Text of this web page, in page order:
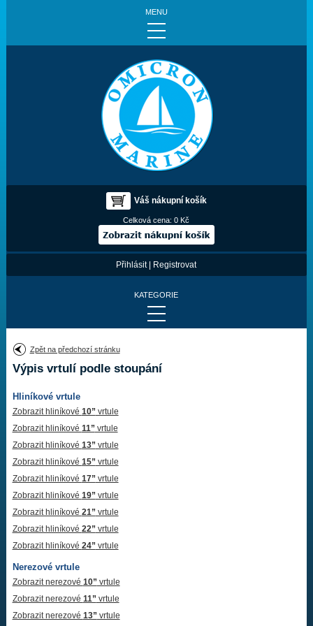
MENU
Váš nákupní košík
Celková cena:0 Kč
Přihlásit| Registrovat
KATEGORIE
Provedení:
Výkon:
Drážky na hřídeli:
Najít vrtuli
Motory
Vrtule
Redukční pouzdra XHS
Aktuality
Zpět na předchozí stránku
Výpis vrtulí podle stoupání
Hliníkové vrtule
Zobrazit hliníkové 10” vrtule
Zobrazit hliníkové 11” vrtule
Zobrazit hliníkové 13” vrtule
Zobrazit hliníkové 15” vrtule
Zobrazit hliníkové 17” vrtule
Zobrazit hliníkové 19” vrtule
Zobrazit hliníkové 21” vrtule
Zobrazit hliníkové 22” vrtule
Zobrazit hliníkové 24” vrtule
Nerezové vrtule
Zobrazit nerezové 10” vrtule
Zobrazit nerezové 11” vrtule
Zobrazit nerezové 13” vrtule